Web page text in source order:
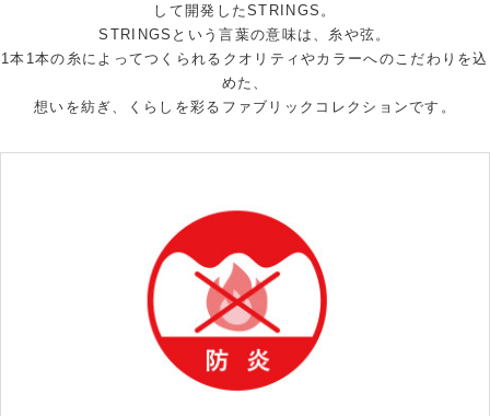
して開発したSTRINGS。
STRINGSという言葉の意味は、糸や弦。
1本1本の糸によってつくられるクオリティやカラーへのこだわりを込
めた、
想いを紡ぎ、くらしを彩るファブリックコレクションです。